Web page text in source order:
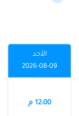
الأحد
2026-08-09
12:00 م